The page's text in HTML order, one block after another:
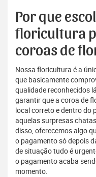
Por que
floricultura
coroas de
Nossa floricultura é a
que basicamente
qualidade reconhecidos
garantir que a coroa de
local correto e dentro do
aquelas surpresas
disso, oferecemos algo
o pagamento só depois
de situação tudo é
o pagamento acaba
momento.